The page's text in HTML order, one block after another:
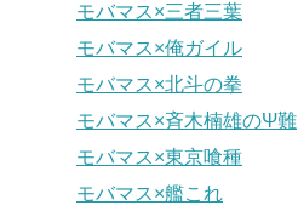
モバマス×三者三葉
モバマス×俺ガイル
モバマス×北斗の拳
モバマス×斉木楠雄のΨ難
モバマス×東京喰種
モバマス×艦これ